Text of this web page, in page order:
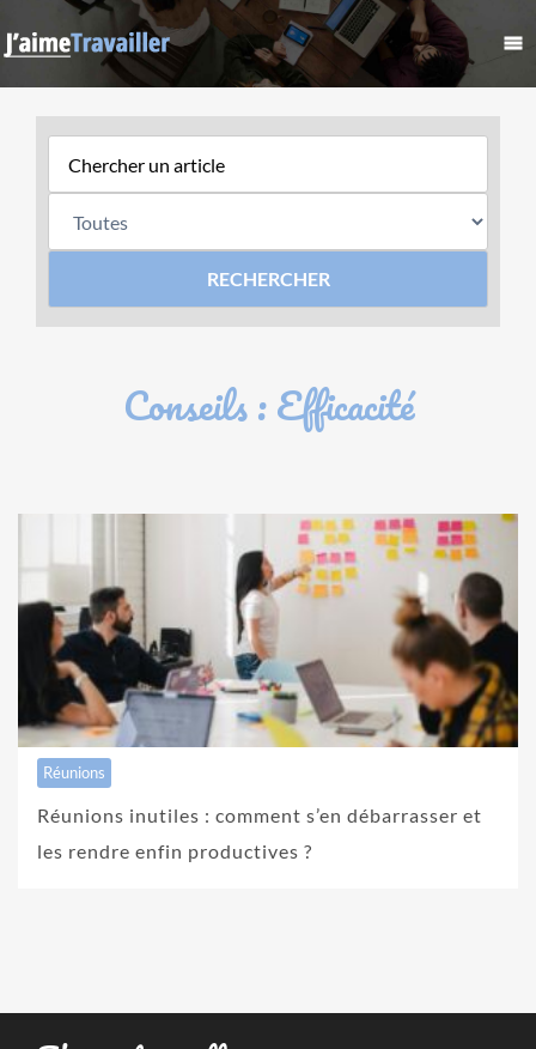
Conseils : Efficacité
Réunions
Réunions inutiles : comment s’en débarrasser et
les rendre enfin productives ?